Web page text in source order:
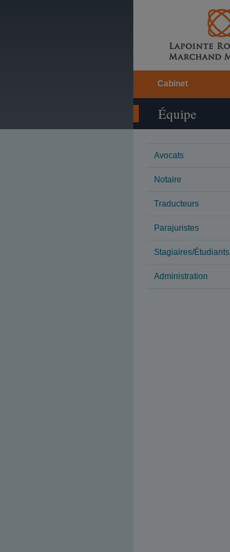
Cabinet
Équipe
Avocats
Notaire
Traducteurs
Parajuristes
Stagiaires/Étudiants
Administration